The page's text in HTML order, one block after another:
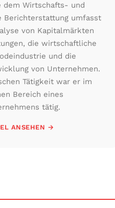
dem Wirtschafts- und
Berichterstattung umfasst
von Kapitalmärkten
die wirtschaftliche
und die
von Unternehmen.
Tätigkeit war er im
Bereich eines
tätig.
ANSEHEN →